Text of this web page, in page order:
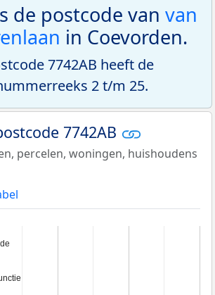
de postcode van van
in Coevorden.
7742AB heeft de
2 t/m 25.
7742AB
percelen, woningen, huishoudens